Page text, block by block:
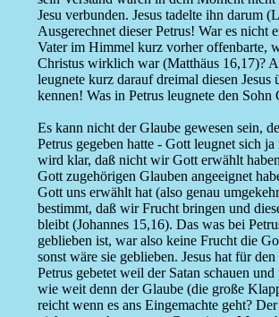
Jesu verbunden. Jesus tadelte ihn darum
Ausgerechnet dieser Petrus! War es nicht
Vater im Himmel kurz vorher offenbarte,
Christus wirklich war (Matthäus 16,17)?
leugnete kurz darauf dreimal diesen Jesus
kennen! Was in Petrus leugnete den Sohn
Es kann nicht der Glaube gewesen sein,
Petrus gegeben hatte - Gott leugnet sich ja
wird klar, daß nicht wir Gott erwählt
Gott zugehörigen Glauben angeeignet
Gott uns erwählt hat (also genau
bestimmt, daß wir Frucht bringen und
bleibt (Johannes 15,16). Das was bei
geblieben ist, war also keine Frucht die
sonst wäre sie geblieben. Jesus hat für
Petrus gebetet weil der Satan schauen
wie weit denn der Glaube (die große
reicht wenn es ans Eingemachte geht?